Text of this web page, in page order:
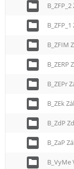
B_ZFIM
B_ZEPr
B_ZEk
B_ZdP
B_ZaP